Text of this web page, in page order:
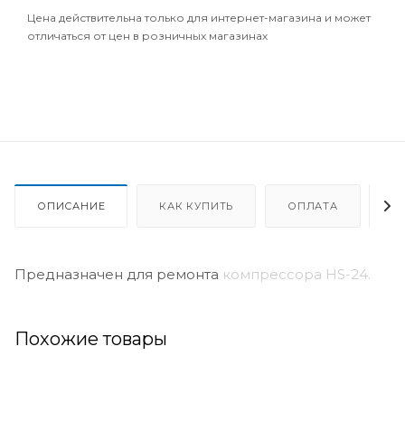
Цена действительна только для интернет-магазина и может
отличаться от цен в розничных магазинах
ОПИСАНИЕ КАК КУПИТЬ ОПЛАТА
Предназначен для ремонта компрессора HS-24.
Похожие товары